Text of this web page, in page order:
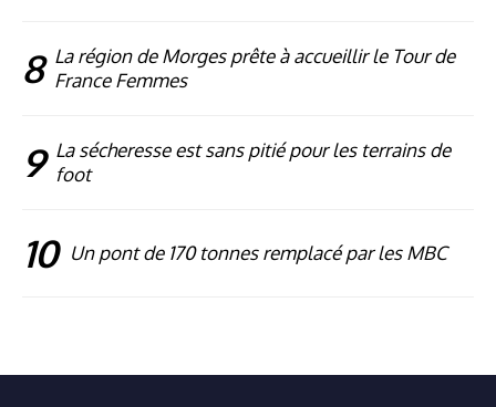
8 La région de Morges prête à accueillir le Tour de
France Femmes
9 La sécheresse est sans pitié pour les terrains de
foot
10 Un pont de 170 tonnes remplacé par les MBC